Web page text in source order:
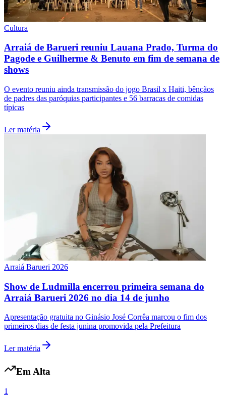
Cultura
Arraiá de Barueri reuniu Lauana Prado, Turma do
Pagode e Guilherme & Benuto em fim de semana de
shows
O evento reuniu ainda transmissão do jogo Brasil x Haiti, bênçãos
de padres das paróquias participantes e 56 barracas de comidas
típicas
Ler matéria
Arraiá Barueri 2026
Show de Ludmilla encerrou primeira semana do
Arraiá Barueri 2026 no dia 14 de junho
Apresentação gratuita no Ginásio José Corrêa marcou o fim dos
primeiros dias de festa junina promovida pela Prefeitura
Ler matéria
Em Alta
1